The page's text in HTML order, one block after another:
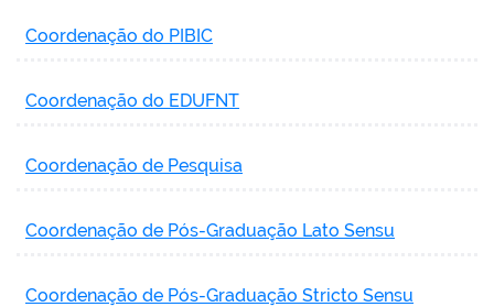
Coordenação do PIBIC
Coordenação do EDUFNT
Coordenação de Pesquisa
Coordenação de Pós-Graduação Lato Sensu
Coordenação de Pós-Graduação Stricto Sensu